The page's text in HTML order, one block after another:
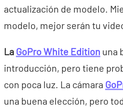
actualización de modelo.
modelo, mejor serán tu
La GoPro White Edition una
introducción, pero tiene
con poca luz. La cámara
una buena elección, pero